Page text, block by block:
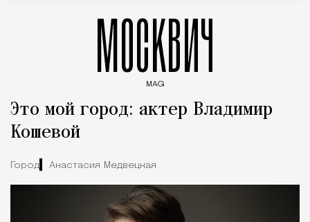
МОСКВИЧ
MAG
Это мой город: актер Владимир
Кошевой
Город Анастасия Медвецкая